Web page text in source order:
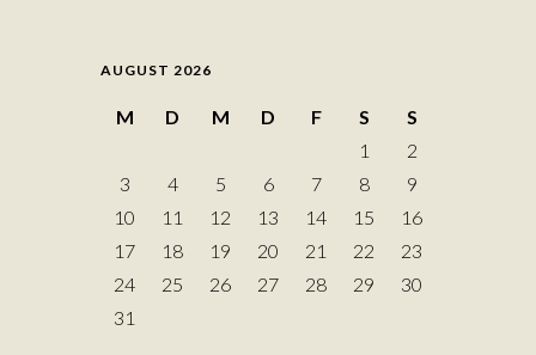
AUGUST 2026
M D M D F S
S
1
2
3
4 5 6 7 8
9
10
11 12 13 14 15
16
17
18 19 20 21 22
23
24
25 26 27 28 29
30
31